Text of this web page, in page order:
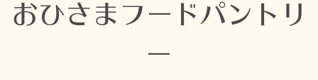
おひさまフードパントリ
ー